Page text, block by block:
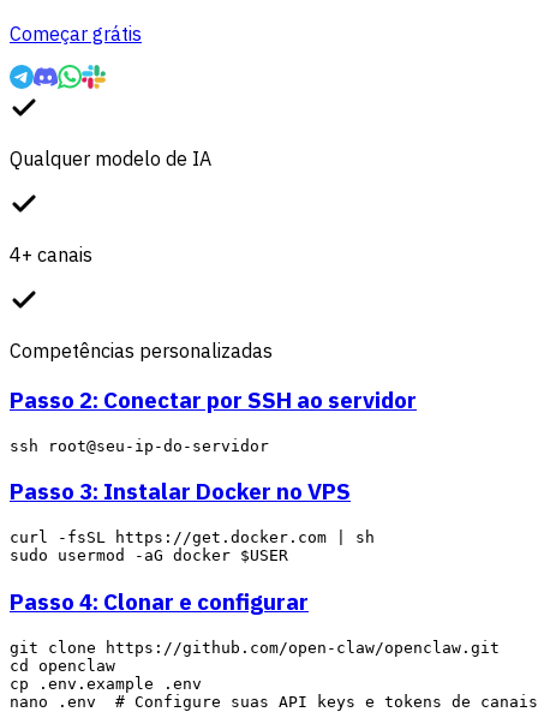
Começar grátis
Qualquer modelo de IA
4+ canais
Competências personalizadas
Passo 2: Conectar por SSH ao servidor
Passo 3: Instalar Docker no VPS
curl -fsSL https://get.docker.com | sh
Passo 4: Clonar e configurar
git clone https://github.com/open-claw/openclaw.git
cd openclaw
cp .env.example .env